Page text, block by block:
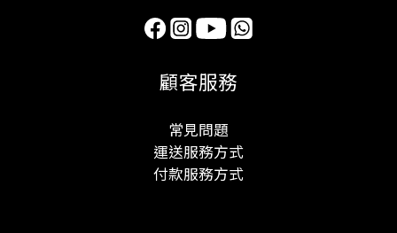
顧客服務
常見問題
運送服務方式
付款服務方式